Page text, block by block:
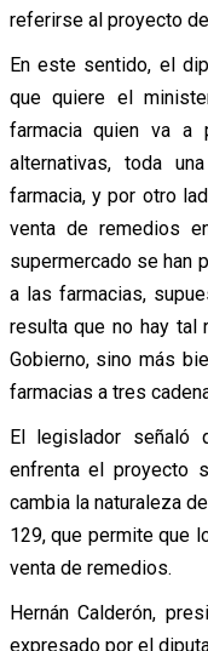
referirse al proyecto
En este sentido, el
que quiere el
farmacia quien va a
alternativas, toda
farmacia, y por otro
venta de remedios
supermercado se han
a las farmacias,
resulta que no hay tal
Gobierno, sino más
farmacias a tres
El legislador
enfrenta el proyecto
cambia la naturaleza
129, que permite que
venta de remedios.
Hernán Calderón,
expresado por el